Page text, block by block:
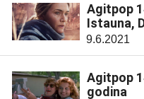
Agitpop
Istauna,
9.6.2021
Agitpop
godina